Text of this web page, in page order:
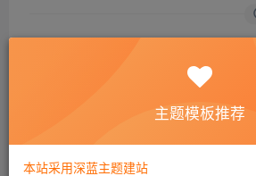
主题模板推荐
本站采用深蓝主题建站